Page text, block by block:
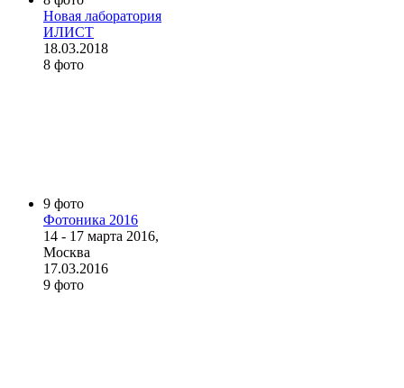
Новая лаборатория
ИЛИСТ
18.03.2018
8 фото
9 фото
Фотоника 2016
14 - 17 марта 2016,
Москва
17.03.2016
9 фото